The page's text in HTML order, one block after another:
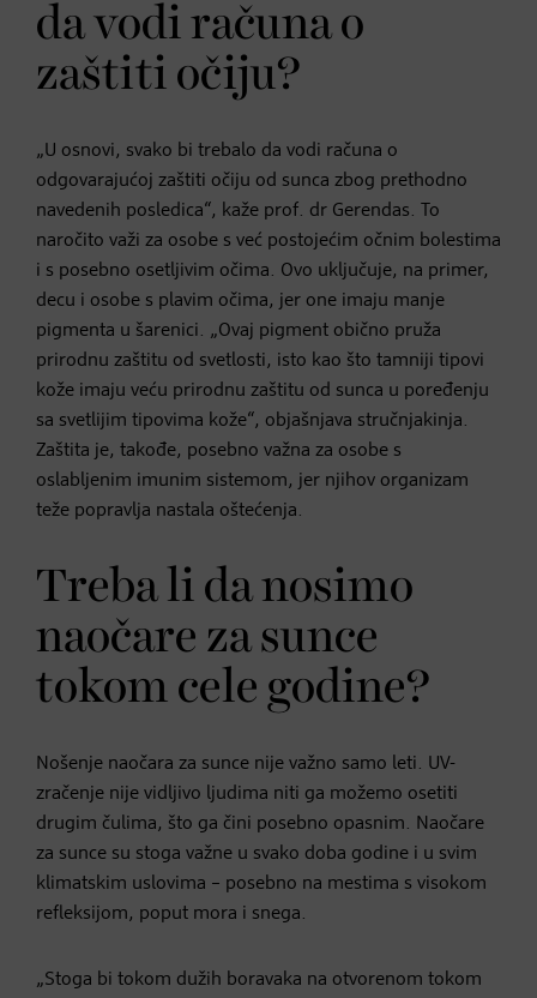
da vodi računa o
zaštiti očiju?
„U osnovi, svako bi trebalo da vodi računa o
odgovarajućoj zaštiti očiju od sunca zbog prethodno
navedenih posledica“, kaže prof. dr Gerendas. To
naročito važi za osobe s već postojećim očnim bolestima
i s posebno osetljivim očima. Ovo uključuje, na primer,
decu i osobe s plavim očima, jer one imaju manje
pigmenta u šarenici. „Ovaj pigment obično pruža
prirodnu zaštitu od svetlosti, isto kao što tamniji tipovi
kože imaju veću prirodnu zaštitu od sunca u poređenju
sa svetlijim tipovima kože“, objašnjava stručnjakinja.
Zaštita je, takođe, posebno važna za osobe s
oslabljenim imunim sistemom, jer njihov organizam
teže popravlja nastala oštećenja.
Treba li da nosimo
naočare za sunce
tokom cele godine?
Nošenje naočara za sunce nije važno samo leti. UV-
zračenje nije vidljivo ljudima niti ga možemo osetiti
drugim čulima, što ga čini posebno opasnim. Naočare
za sunce su stoga važne u svako doba godine i u svim
klimatskim uslovima – posebno na mestima s visokom
refleksijom, poput mora i snega.
„Stoga bi tokom dužih boravaka na otvorenom tokom